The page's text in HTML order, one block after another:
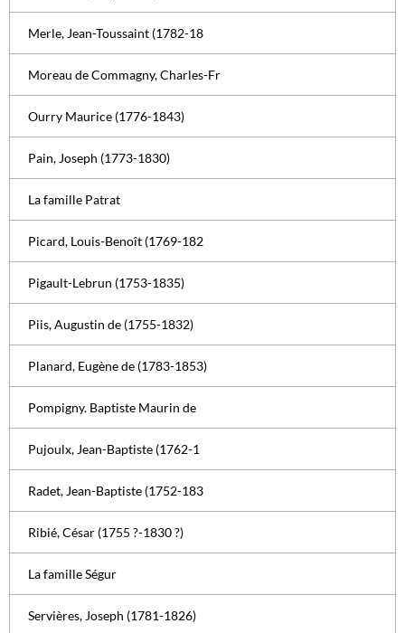
Merle, Jean-Toussaint (1782-18
Moreau de Commagny, Charles-Fr
Ourry Maurice (1776-1843)
Pain, Joseph (1773-1830)
La famille Patrat
Picard, Louis-Benoît (1769-182
Pigault-Lebrun (1753-1835)
Piis, Augustin de (1755-1832)
Planard, Eugène de (1783-1853)
Pompigny. Baptiste Maurin de
Pujoulx, Jean-Baptiste (1762-1
Radet, Jean-Baptiste (1752-183
Ribié, César (1755 ?-1830 ?)
La famille Ségur
Servières, Joseph (1781-1826)